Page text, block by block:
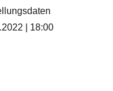
| 18:00